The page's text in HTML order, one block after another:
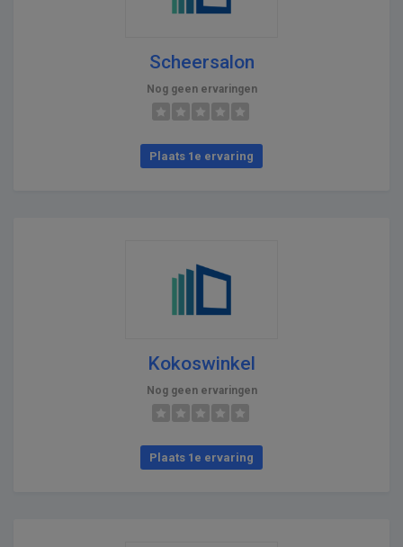
Scheersalon
Nog geen ervaringen
Plaats 1e ervaring
Kokoswinkel
Nog geen ervaringen
Plaats 1e ervaring